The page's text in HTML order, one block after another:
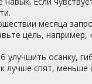
месяца
цель,
улучшить осанку,
спят, меньше